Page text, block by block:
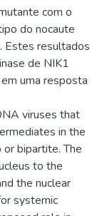
com o
do nocaute
Estes resultados
de NIK1
uma resposta
viruses that
in the
bipartite. The
to the
the nuclear
systemic